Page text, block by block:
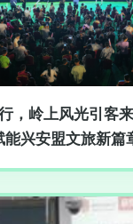
，岭上风光引客
能兴安盟文旅新篇